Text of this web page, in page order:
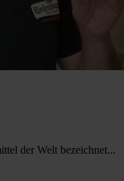
der Welt bezeichnet...